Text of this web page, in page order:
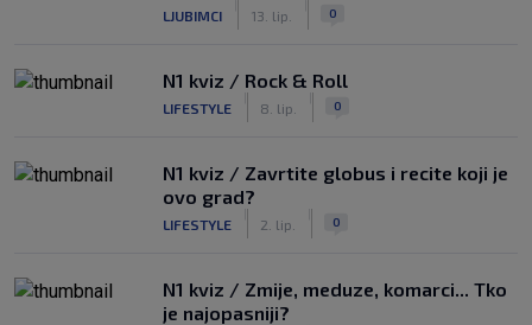
LJUBIMCI 13. lip. 0
N1 kviz / Rock & Roll
LIFESTYLE 8. lip. 0
N1 kviz / Zavrtite globus i recite koji je
ovo grad?
LIFESTYLE 2. lip. 0
N1 kviz / Zmije, meduze, komarci... Tko
je najopasniji?